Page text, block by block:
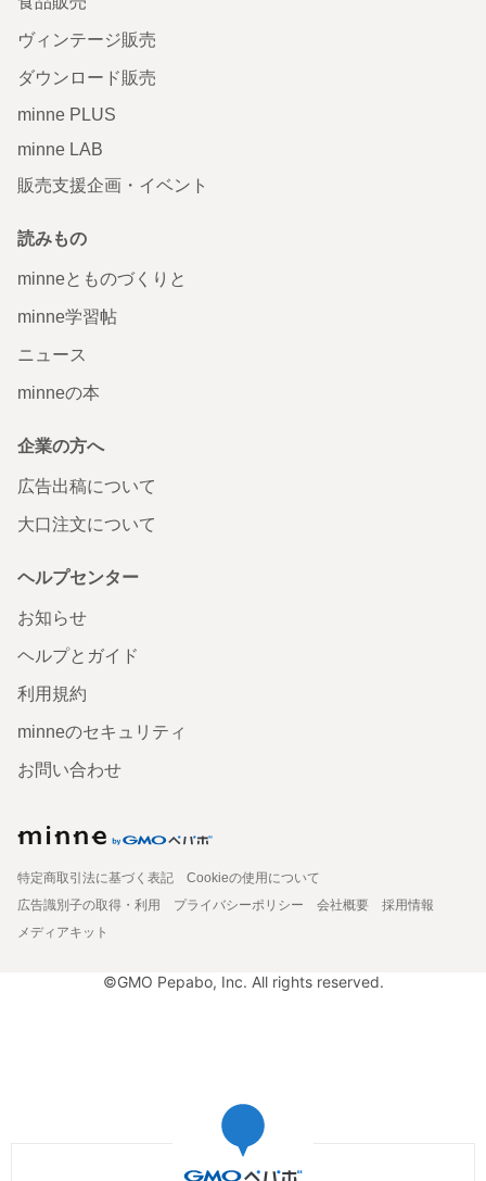
ヴィンテージ販売
ダウンロード販売
minne PLUS
minne LAB
販売支援企画・イベント
読みもの
minneとものづくりと
minne学習帖
ニュース
minneの本
企業の方へ
広告出稿について
大口注文について
ヘルプセンター
お知らせ
ヘルプとガイド
利用規約
minneのセキュリティ
お問い合わせ
特定商取引法に基づく表記
Cookieの使用について
広告識別子の取得・利用
プライバシーポリシー 会社概要
採用情報
メディアキット
©GMO Pepabo, Inc. All rights reserved.